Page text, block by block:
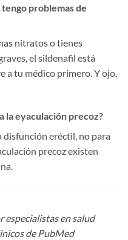
problemas de
nitratos o tienes
el sildenafil está
a tu médico primero. Y ojo,
la eyaculación precoz?
disfunción eréctil, no para
precoz existen
especialistas en salud
de PubMed